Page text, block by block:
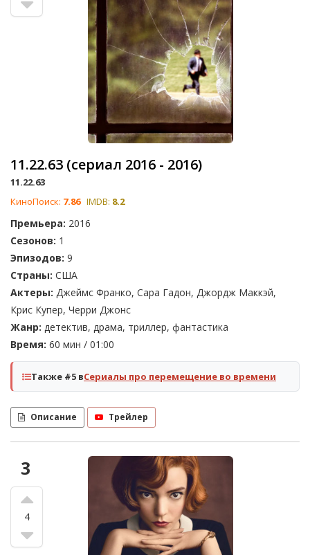
11.22.63 (сериал 2016 - 2016)
11.22.63
КиноПоиск: 7.86 IMDB: 8.2
Премьера: 2016
Сезонов: 1
Эпизодов: 9
Страны: США
Актеры: Джеймс Франко, Сара Гадон, Джордж Маккэй,
Крис Купер, Черри Джонс
Жанр: детектив, драма, триллер, фантастика
Время: 60 мин / 01:00
Также #5 вСериалы про перемещение во времени
Описание Трейлер
3
4